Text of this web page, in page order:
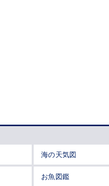
海の天気図
お魚図鑑